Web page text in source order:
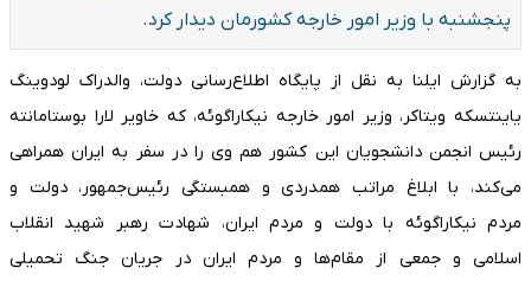
پنجشنبه با وزیر امور خارجه کشورمان دیدار کرد.
به گزارش ایلنا به نقل از پایگاه اطلاع‌رسانی دولت، والدراک لودوینگ
یاینتسکه ویتاکر، وزیر امور خارجه نیکاراگوئه، که خاویر لارا بوستامانته
رئیس انجمن دانشجویان این کشور هم وی را در سفر به ایران همراهی
می‌کند، با ابلاغ مراتب همدردی و همبستگی رئیس‌جمهور، دولت و
مردم نیکاراگوئه با دولت و مردم ایران، شهادت رهبر شهید انقلاب
اسلامی و جمعی از مقام‌ها و مردم ایران در جریان جنگ تحمیلی